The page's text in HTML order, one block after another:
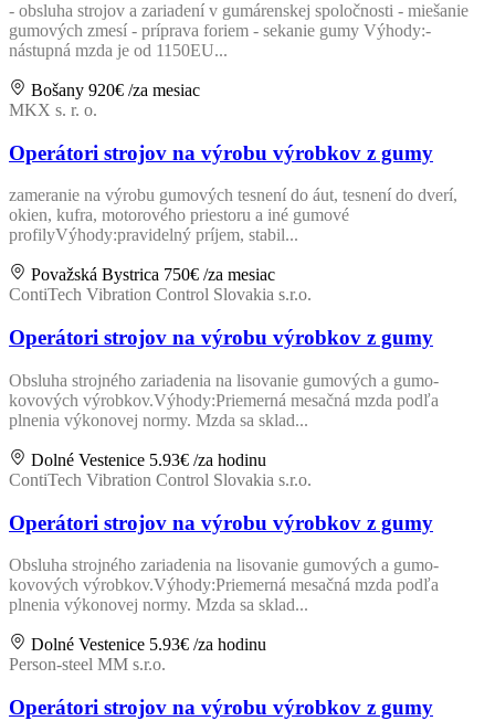
- obsluha strojov a zariadení v gumárenskej spoločnosti - miešanie
gumových zmesí - príprava foriem - sekanie gumy Výhody:-
nástupná mzda je od 1150EU...
Bošany 920€ /za mesiac
MKX s. r. o.
Operátori strojov na výrobu výrobkov z gumy
zameranie na výrobu gumových tesnení do áut, tesnení do dverí,
okien, kufra, motorového priestoru a iné gumové
profilyVýhody:pravidelný príjem, stabil...
Považská Bystrica 750€ /za mesiac
ContiTech Vibration Control Slovakia s.r.o.
Operátori strojov na výrobu výrobkov z gumy
Obsluha strojného zariadenia na lisovanie gumových a gumo-
kovových výrobkov.Výhody:Priemerná mesačná mzda podľa
plnenia výkonovej normy. Mzda sa sklad...
Dolné Vestenice 5.93€ /za hodinu
ContiTech Vibration Control Slovakia s.r.o.
Operátori strojov na výrobu výrobkov z gumy
Obsluha strojného zariadenia na lisovanie gumových a gumo-
kovových výrobkov.Výhody:Priemerná mesačná mzda podľa
plnenia výkonovej normy. Mzda sa sklad...
Dolné Vestenice 5.93€ /za hodinu
Person-steel MM s.r.o.
Operátori strojov na výrobu výrobkov z gumy